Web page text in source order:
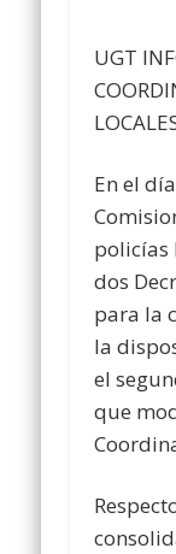
UGT
En el
policías
dos
para la
la
el
que